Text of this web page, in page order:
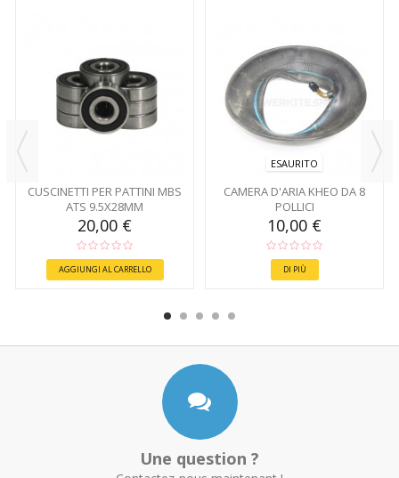
CUSCINETTI PER PATTINI MBS
ATS 9.5X28MM
20,00 €
AGGIUNGI AL CARRELLO
ESAURITO
CAMERA D'ARIA KHEO DA 8
POLLICI
10,00 €
DI PIÙ
Une question ?